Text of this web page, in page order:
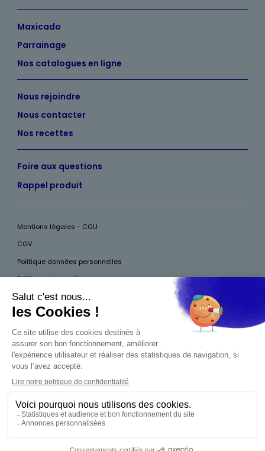
Maxicado
Parrainage
Nos catalogues en ligne
Nous rejoindre
Nous contacter
Nos recettes
Foire aux questions
Rappel produit
Mentions légales - CGU
CGV
Politique données personnelles
Politique des cookies
Accessibilité
Pour votre santé, mangez au moins cinq fruits et légumes par jour, plus
d’infos surwww.mangerbouger.fr
aux mineurs de moins de 18 ans
La preuve de majorité de l'acheteur est exigée au
moment de la vente en ligne. CODE DE LA SANTÉ